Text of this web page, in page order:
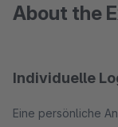
About the
Individuelle
Eine persönliche